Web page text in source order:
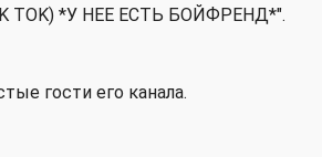
TOK) *У НЕЕ ЕСТЬ БОЙФРЕНД*".
гости его канала.